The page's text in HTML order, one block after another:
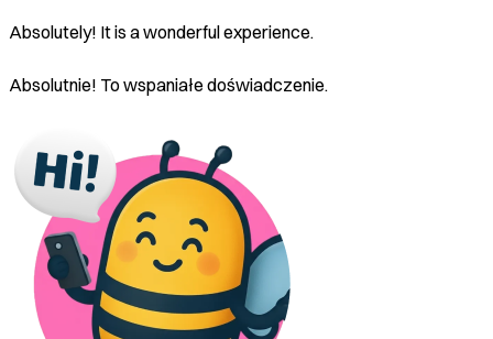
Absolutely! It is a wonderful experience.
Absolutnie! To wspaniałe doświadczenie.